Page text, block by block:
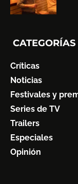
CATEGORÍAS
Críticas
Noticias
Festivales y
Series de TV
Trailers
Especiales
Opinión